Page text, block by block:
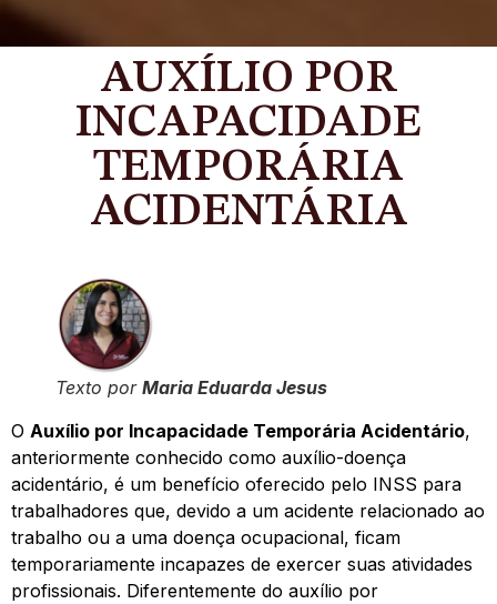
AUXÍLIO POR
INCAPACIDADE
TEMPORÁRIA
ACIDENTÁRIA
Texto por Maria Eduarda Jesus
O Auxílio por Incapacidade Temporária Acidentário,
anteriormente conhecido como auxílio-doença
acidentário, é um benefício oferecido pelo INSS para
trabalhadores que, devido a um acidente relacionado ao
trabalho ou a uma doença ocupacional, ficam
temporariamente incapazes de exercer suas atividades
profissionais. Diferentemente do auxílio por